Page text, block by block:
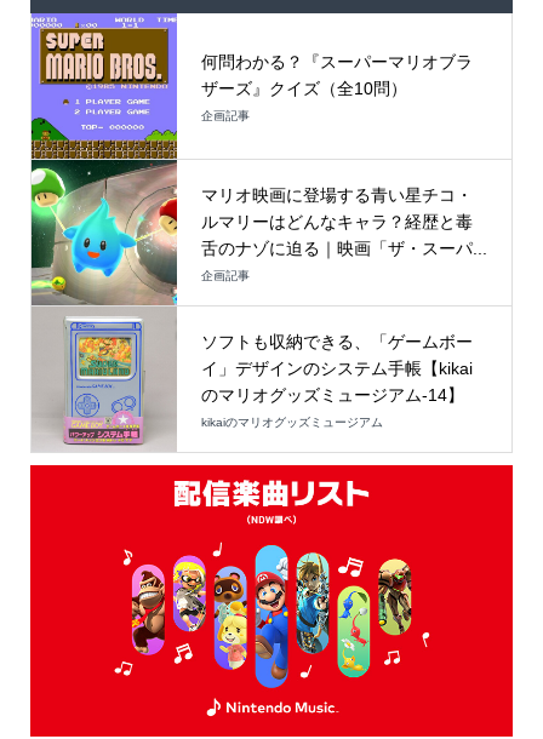
何問わかる？『スーパーマリオブラ
ザーズ』クイズ（全10問）
企画記事
マリオ映画に登場する青い星チコ・
ルマリーはどんなキャラ？経歴と毒
舌のナゾに迫る｜映画「ザ・スーパ...
企画記事
ソフトも収納できる、「ゲームボー
イ」デザインのシステム手帳【kikai
のマリオグッズミュージアム-14】
kikaiのマリオグッズミュージアム